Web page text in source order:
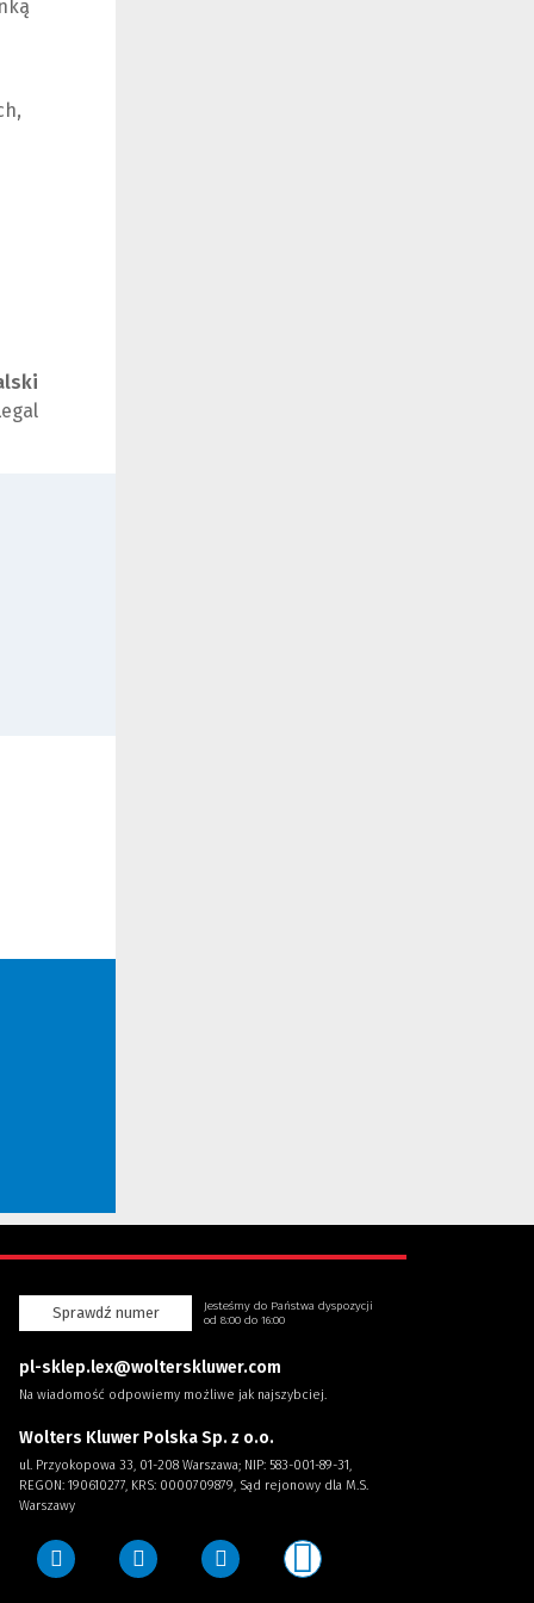
Sprawdź numer
Jesteśmy do Państwa dyspozycji
od 8:00 do 16:00
pl-sklep.lex@wolterskluwer.com
Na wiadomość odpowiemy możliwe jak najszybciej.
Wolters Kluwer Polska Sp. z o.o.
ul. Przyokopowa 33, 01-208 Warszawa; NIP: 583-001-89-31,
REGON: 190610277, KRS: 0000709879, Sąd rejonowy dla M.S.
Warszawy